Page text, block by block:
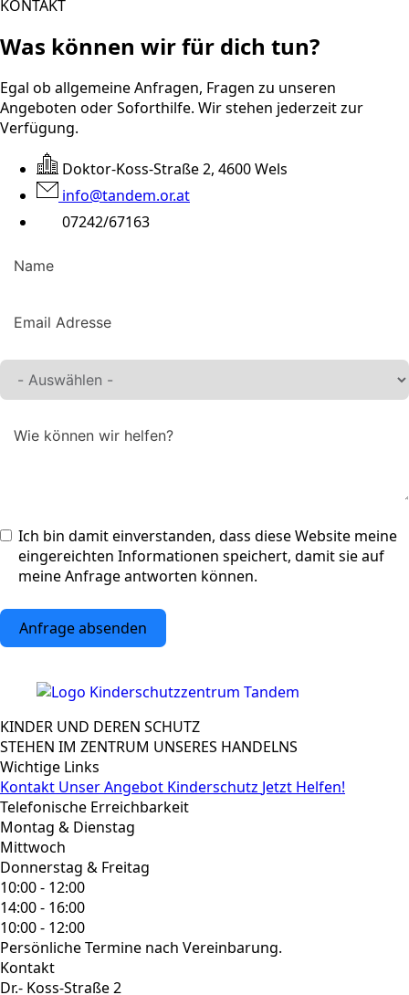
KONTAKT
Was können wir für dich tun?
Egal ob allgemeine Anfragen, Fragen zu unseren
Angeboten oder Soforthilfe. Wir stehen jederzeit zur
Verfügung.
Doktor-Koss-Straße 2, 4600 Wels
info@tandem.or.at
07242/67163
Ich bin damit einverstanden, dass diese Website meine
eingereichten Informationen speichert, damit sie auf
meine Anfrage antworten können.
Anfrage absenden
KINDER UND DEREN SCHUTZ
STEHEN IM ZENTRUM UNSERES HANDELNS
Wichtige Links
Kontakt Unser Angebot Kinderschutz Jetzt Helfen!
Telefonische Erreichbarkeit
Montag & Dienstag
Mittwoch
Donnerstag & Freitag
10:00 - 12:00
14:00 - 16:00
10:00 - 12:00
Persönliche Termine nach Vereinbarung.
Kontakt
Dr.- Koss-Straße 2